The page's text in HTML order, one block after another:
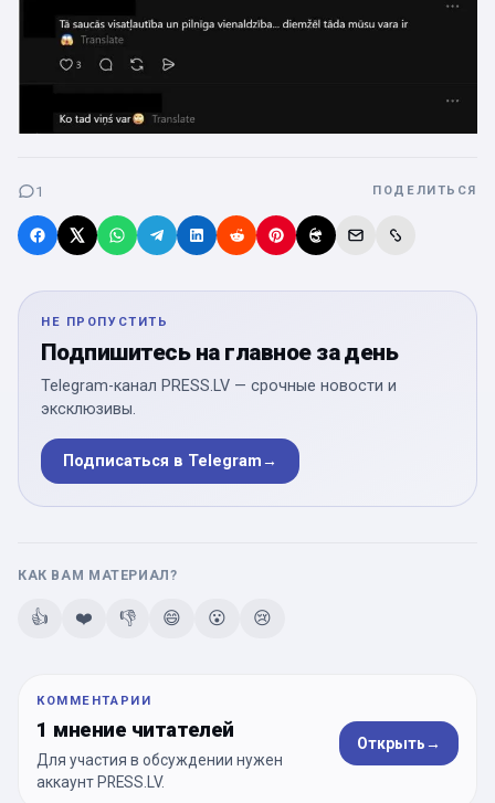
1 ПОДЕЛИТЬСЯ
НЕ ПРОПУСТИТЬ
Подпишитесь на главное за день
Telegram-канал PRESS.LV — срочные новости и
эксклюзивы.
Подписаться в Telegram→
КАК ВАМ МАТЕРИАЛ?
👍 ❤️ 👎 😄 😮 😢
КОММЕНТАРИИ
1 мнение читателей
Для участия в обсуждении нужен
аккаунт PRESS.LV.
Открыть→